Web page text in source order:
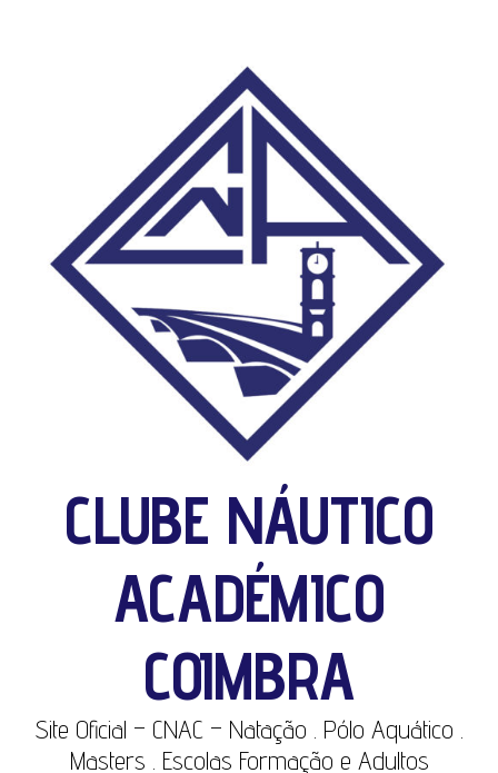
CLUBE NÁUTICO
ACADÉMICO
COIMBRA
Site Oficial – CNAC – Natação . Pólo Aquático .
Masters . Escolas Formação e Adultos